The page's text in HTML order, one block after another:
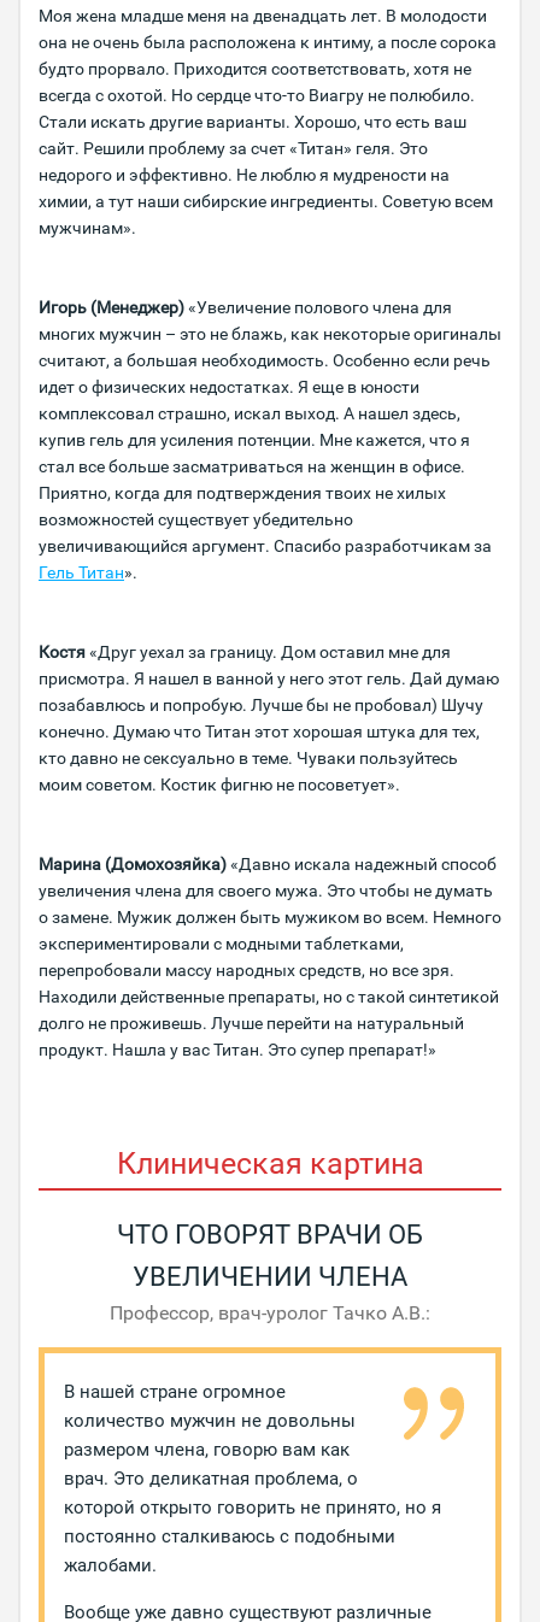
Моя жена младше меня на двенадцать лет. В молодости
она не очень была расположена к интиму, а после сорока
будто прорвало. Приходится соответствовать, хотя не
всегда с охотой. Но сердце что-то Виагру не полюбило.
Стали искать другие варианты. Хорошо, что есть ваш
сайт. Решили проблему за счет «Титан» геля. Это
недорого и эффективно. Не люблю я мудрености на
химии, а тут наши сибирские ингредиенты. Советую всем
мужчинам».
Игорь (Менеджер)«Увеличение полового члена для
многих мужчин – это не блажь, как некоторые оригиналы
считают, а большая необходимость. Особенно если речь
идет о физических недостатках. Я еще в юности
комплексовал страшно, искал выход. А нашел здесь,
купив гель для усиления потенции. Мне кажется, что я
стал все больше засматриваться на женщин в офисе.
Приятно, когда для подтверждения твоих не хилых
возможностей существует убедительно
увеличивающийся аргумент. Спасибо разработчикам за
Гель Титан».
Костя«Друг уехал за границу. Дом оставил мне для
присмотра. Я нашел в ванной у него этот гель. Дай думаю
позабавлюсь и попробую. Лучше бы не пробовал) Шучу
конечно. Думаю что Титан этот хорошая штука для тех,
кто давно не сексуально в теме. Чуваки пользуйтесь
моим советом. Костик фигню не посоветует».
Марина (Домохозяйка)«Давно искала надежный способ
увеличения члена для своего мужа. Это чтобы не думать
о замене. Мужик должен быть мужиком во всем. Немного
экспериментировали с модными таблетками,
перепробовали массу народных средств, но все зря.
Находили действенные препараты, но с такой синтетикой
долго не проживешь. Лучше перейти на натуральный
продукт. Нашла у вас Титан. Это супер препарат!»
Клиническая картина
ЧТО ГОВОРЯТ ВРАЧИ ОБ
УВЕЛИЧЕНИИ ЧЛЕНА
Профессор, врач-уролог Тачко А.В.:
В нашей стране огромное
количество мужчин не довольны
размером члена, говорю вам как
врач. Это деликатная проблема, о
которой открыто говорить не принято, но я
постоянно сталкиваюсь с подобными
жалобами.
Вообще уже давно существуют различные